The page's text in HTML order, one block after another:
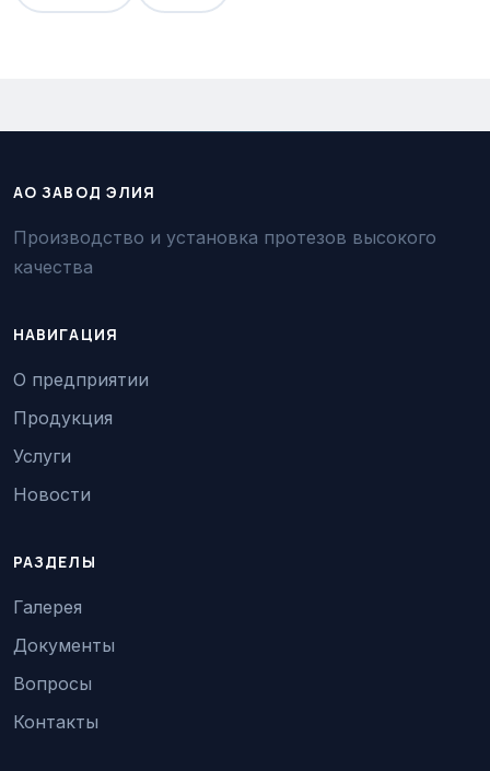
АО ЗАВОД ЭЛИЯ
Производство и установка протезов высокого
качества
НАВИГАЦИЯ
О предприятии
Продукция
Услуги
Новости
РАЗДЕЛЫ
Галерея
Документы
Вопросы
Контакты